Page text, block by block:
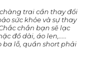
trai cần thay đổi
sức khỏe và sự thay
chắn bạn sẽ lạc
đồ dài, áo len,.....
lỗ, quần short phải